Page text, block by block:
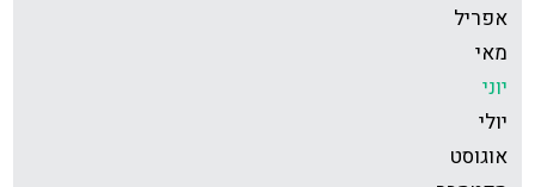
אפריל
מאי
יוני
יולי
אוגוסט